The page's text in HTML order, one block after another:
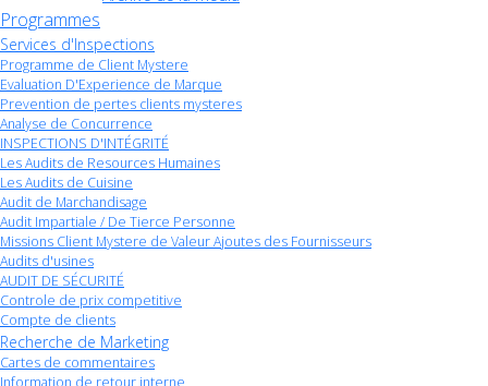
Programmes
Services d'Inspections
Programme de Client Mystere
Evaluation D'Experience de Marque
Prevention de pertes clients mysteres
Analyse de Concurrence
INSPECTIONS D'INTÉGRITÉ
Les Audits de Resources Humaines
Les Audits de Cuisine
Audit de Marchandisage
Audit Impartiale / De Tierce Personne
Missions Client Mystere de Valeur Ajoutes des Fournisseurs
Audits d'usines
AUDIT DE SÉCURITÉ
Controle de prix competitive
Compte de clients
Recherche de Marketing
Cartes de commentaires